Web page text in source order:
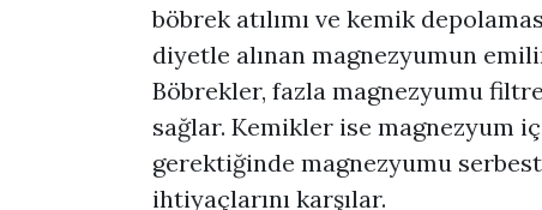
böbrek atılımı ve kemik
diyetle alınan magnezyumun
Böbrekler, fazla magnezyumu
sağlar. Kemikler ise magnezyum
gerektiğinde magnezyumu
ihtiyaçlarını karşılar.